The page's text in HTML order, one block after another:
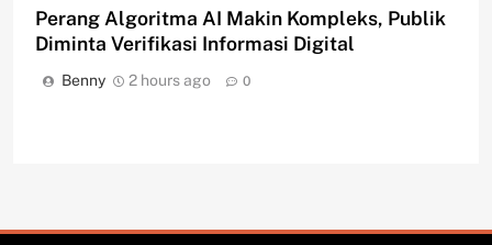
Perang Algoritma AI Makin Kompleks, Publik
Diminta Verifikasi Informasi Digital
Benny 2 hours ago 0